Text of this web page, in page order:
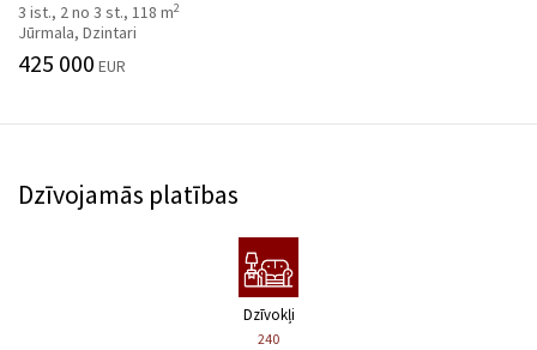
3 ist., 2 no 3 st., 118 m2
Jūrmala, Dzintari
425 000 EUR
Dzīvojamās platības
Dzīvokļi
240